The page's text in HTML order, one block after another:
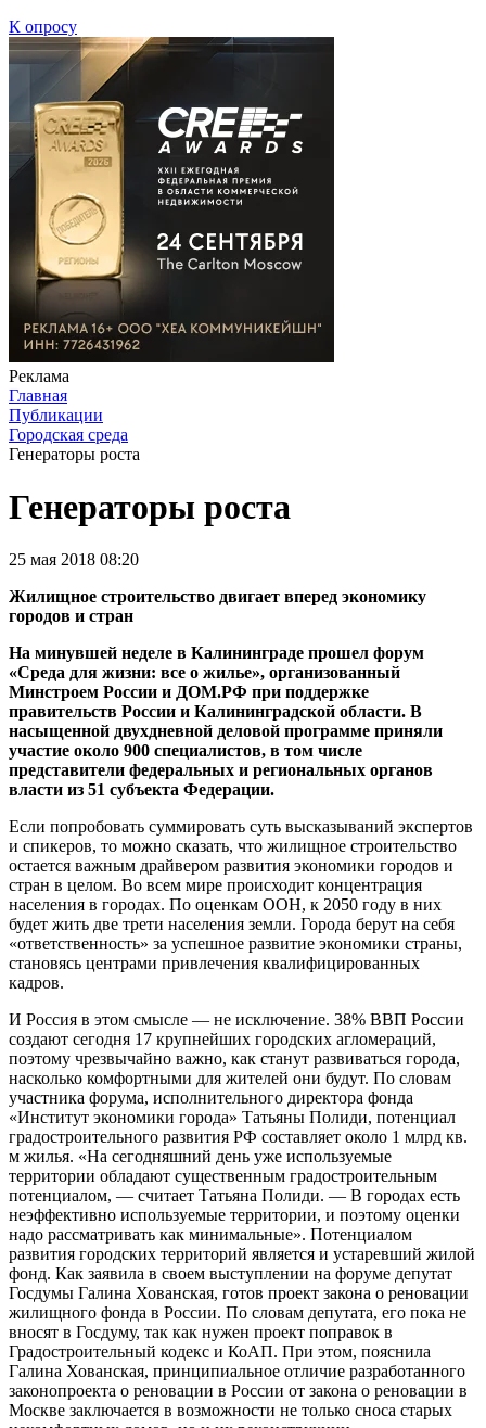
К опросу
Реклама
Главная
Публикации
Городская среда
Генераторы роста
Генераторы роста
25 мая 2018 08:20
Жилищное строительство двигает вперед экономику
городов и стран
На минувшей неделе в Калининграде прошел форум
«Среда для жизни: все о жилье», организованный
Минстроем России и ДОМ.РФ при поддержке
правительств России и Калининградской области. В
насыщенной двухдневной деловой программе приняли
участие около 900 специалистов, в том числе
представители федеральных и региональных органов
власти из 51 субъекта Федерации.
Если попробовать суммировать суть высказываний экспертов
и спикеров, то можно сказать, что жилищное строительство
остается важным драйвером развития экономики городов и
стран в целом. Во всем мире происходит концентрация
населения в городах. По оценкам ООН, к 2050 году в них
будет жить две трети населения земли. Города берут на себя
«ответственность» за успешное развитие экономики страны,
становясь центрами привлечения квалифицированных
кадров.
И Россия в этом смысле — не исключение. 38% ВВП России
создают сегодня 17 крупнейших городских агломераций,
поэтому чрезвычайно важно, как станут развиваться города,
насколько комфортными для жителей они будут. По словам
участника форума, исполнительного директора фонда
«Институт экономики города» Татьяны Полиди, потенциал
градостроительного развития РФ составляет около 1 млрд кв.
м жилья. «На сегодняшний день уже используемые
территории обладают существенным градостроительным
потенциалом, — считает Татьяна Полиди. — В городах есть
неэффективно используемые территории, и поэтому оценки
надо рассматривать как минимальные». Потенциалом
развития городских территорий является и устаревший жилой
фонд. Как заявила в своем выступлении на форуме депутат
Госдумы Галина Хованская, готов проект закона о реновации
жилищного фонда в России. По словам депутата, его пока не
вносят в Госдуму, так как нужен проект поправок в
Градостроительный кодекс и КоАП. При этом, пояснила
Галина Хованская, принципиальное отличие разработанного
законопроекта о реновации в России от закона о реновации в
Москве заключается в возможности не только сноса старых